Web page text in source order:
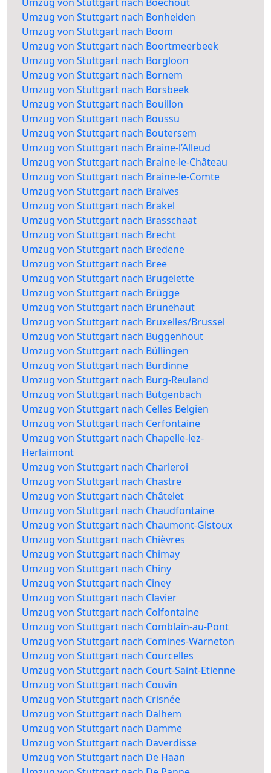
Umzug von Stuttgart nach Bonheiden
Umzug von Stuttgart nach Boom
Umzug von Stuttgart nach Boortmeerbeek
Umzug von Stuttgart nach Borgloon
Umzug von Stuttgart nach Bornem
Umzug von Stuttgart nach Borsbeek
Umzug von Stuttgart nach Bouillon
Umzug von Stuttgart nach Boussu
Umzug von Stuttgart nach Boutersem
Umzug von Stuttgart nach Braine-l’Alleud
Umzug von Stuttgart nach Braine-le-Château
Umzug von Stuttgart nach Braine-le-Comte
Umzug von Stuttgart nach Braives
Umzug von Stuttgart nach Brakel
Umzug von Stuttgart nach Brasschaat
Umzug von Stuttgart nach Brecht
Umzug von Stuttgart nach Bredene
Umzug von Stuttgart nach Bree
Umzug von Stuttgart nach Brugelette
Umzug von Stuttgart nach Brügge
Umzug von Stuttgart nach Brunehaut
Umzug von Stuttgart nach Bruxelles/Brussel
Umzug von Stuttgart nach Buggenhout
Umzug von Stuttgart nach Büllingen
Umzug von Stuttgart nach Burdinne
Umzug von Stuttgart nach Burg-Reuland
Umzug von Stuttgart nach Bütgenbach
Umzug von Stuttgart nach Celles Belgien
Umzug von Stuttgart nach Cerfontaine
Umzug von Stuttgart nach Chapelle-lez-
Herlaimont
Umzug von Stuttgart nach Charleroi
Umzug von Stuttgart nach Chastre
Umzug von Stuttgart nach Châtelet
Umzug von Stuttgart nach Chaudfontaine
Umzug von Stuttgart nach Chaumont-Gistoux
Umzug von Stuttgart nach Chièvres
Umzug von Stuttgart nach Chimay
Umzug von Stuttgart nach Chiny
Umzug von Stuttgart nach Ciney
Umzug von Stuttgart nach Clavier
Umzug von Stuttgart nach Colfontaine
Umzug von Stuttgart nach Comblain-au-Pont
Umzug von Stuttgart nach Comines-Warneton
Umzug von Stuttgart nach Courcelles
Umzug von Stuttgart nach Court-Saint-Etienne
Umzug von Stuttgart nach Couvin
Umzug von Stuttgart nach Crisnée
Umzug von Stuttgart nach Dalhem
Umzug von Stuttgart nach Damme
Umzug von Stuttgart nach Daverdisse
Umzug von Stuttgart nach De Haan